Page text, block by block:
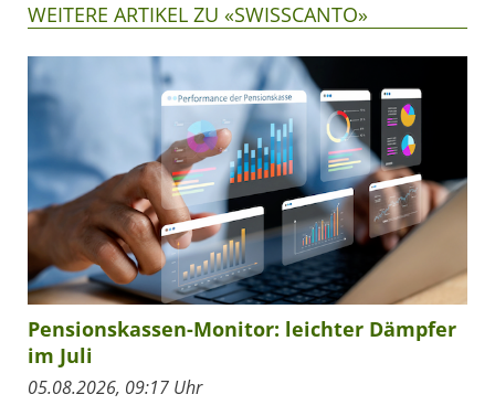
WEITERE ARTIKEL ZU «SWISSCANTO»
Pensionskassen-Monitor: leichter Dämpfer
im Juli
05.08.2026, 09:17 Uhr